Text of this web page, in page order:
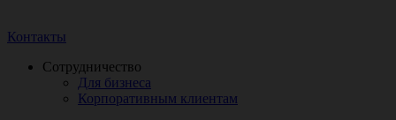
Контакты
Сотрудничество
Для бизнеса
Корпоративным клиентам